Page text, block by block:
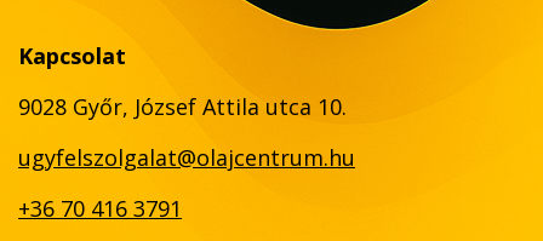
Kapcsolat
9028 Győr, József Attila utca 10.
ugyfelszolgalat@olajcentrum.hu
+36 70 416 3791